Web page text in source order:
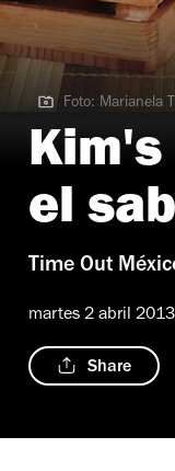
Foto: Marianela
Foto: Marianela
el
Time Out
martes 2 abril 2013
Share